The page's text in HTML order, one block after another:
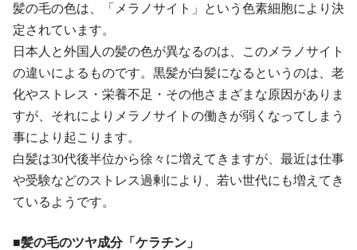
髪の毛の色は、「メラノサイト」という色素細胞により決
定されています。
日本人と外国人の髪の色が異なるのは、このメラノサイト
の違いによるものです。黒髪が白髪になるというのは、老
化やストレス・栄養不足・その他さまざまな原因がありま
すが、それによりメラノサイトの働きが弱くなってしまう
事により起こります。
白髪は30代後半位から徐々に増えてきますが、最近は仕事
や受験などのストレス過剰により、若い世代にも増えてき
ているようです。
■髪の毛のツヤ成分「ケラチン」